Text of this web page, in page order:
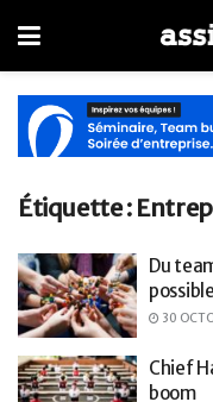
Étiquette :
Du
30
Chief
boom